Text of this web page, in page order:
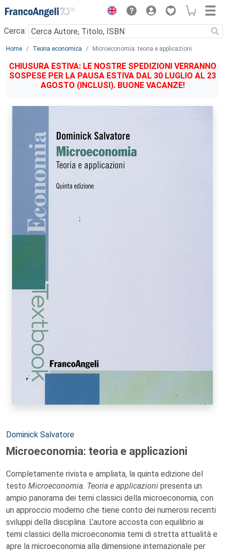
Menu
Cerca:
Main content
Home Teoria economica Microeconomia: teoria e applicazioni
CHIUSURA ESTIVA: LE NOSTRE SPEDIZIONI VERRANNO
SOSPESE PER LA PAUSA ESTIVA DAL 30 LUGLIO AL 23
AGOSTO (INCLUSI). BUONE VACANZE!
Autori:
Dominick Salvatore
Microeconomia: teoria e applicazioni
Completamente rivista e ampliata, la quinta edizione del
testo Microeconomia. Teoria e applicazioni presenta un
ampio panorama dei temi classici della microeconomia, con
un approccio moderno che tiene conto dei numerosi recenti
sviluppi della disciplina. L’autore accosta con equilibrio ai
temi classici della microeconomia temi di stretta attualità e
apre la microeconomia alla dimensione internazionale per